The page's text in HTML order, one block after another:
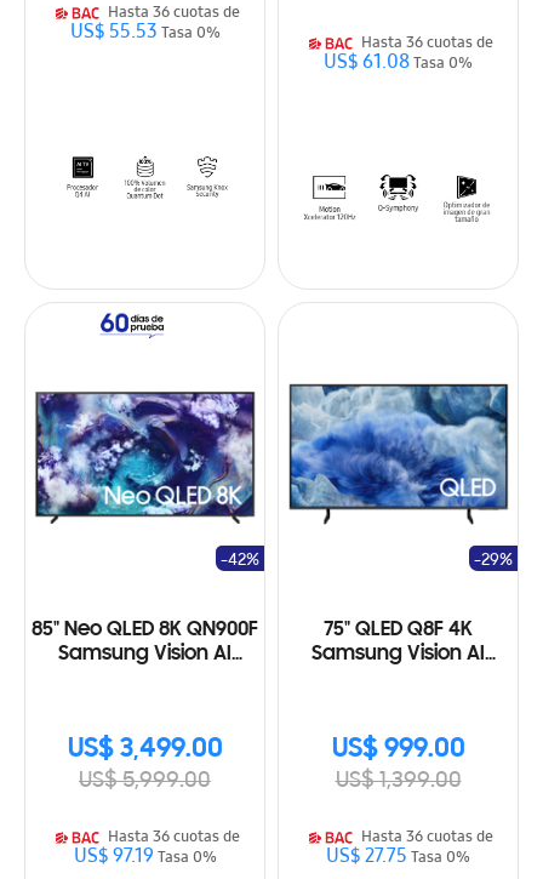
Hasta 36 cuotas de
US$ 55.53Tasa 0% Hasta 36 cuotas de
US$ 61.08Tasa 0%
85" Neo QLED 8K QN900F
Samsung Vision AI
US$ 3,499.00
US$ 5,999.00
-42%
Hasta 36 cuotas de
US$ 97.19Tasa 0%
75" QLED Q8F 4K
Samsung Vision AI
US$ 999.00
US$ 1,399.00
-29%
Hasta 36 cuotas de
US$ 27.75Tasa 0%